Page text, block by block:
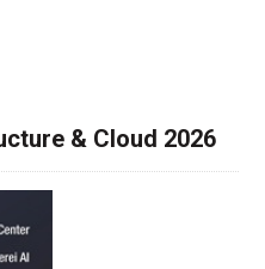
& Cloud 2026